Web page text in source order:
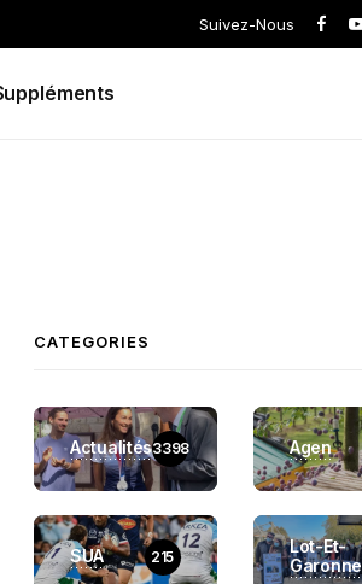
Suivez-Nous
CATEGORIES
Actualités3398 Agen
SUA 215
Lot-Et-
Garonne